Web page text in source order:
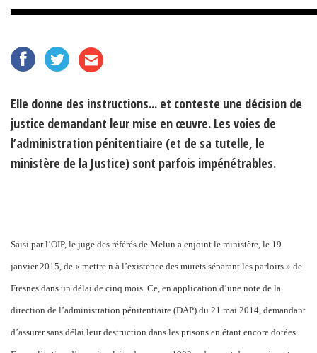
Elle donne des instructions... et conteste une décision de
justice demandant leur mise en œuvre. Les voies de
l’administration pénitentiaire (et de sa tutelle, le
ministère de la Justice) sont parfois impénétrables.
Saisi par l’OIP, le juge des référés de Melun a enjoint le ministère, le 19
janvier 2015, de « mettre n à l’existence des murets séparant les parloirs » de
Fresnes dans un délai de cinq mois. Ce, en application d’une note de la
direction de l’administration pénitentiaire (DAP) du 21 mai 2014, demandant
d’assurer sans délai leur destruction dans les prisons en étant encore dotées.